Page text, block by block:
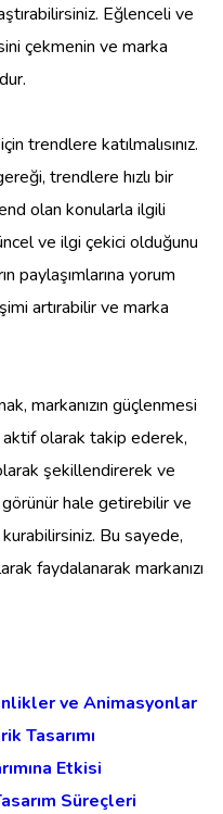
Eğlenceli ve
çekmenin ve marka
trendlere katılmalısınız.
trendlere hızlı bir
olan konularla ilgili
ve ilgi çekici olduğunu
paylaşımlarına yorum
artırabilir ve marka
markanızın güçlenmesi
olarak takip ederek,
şekillendirerek ve
görünür hale getirebilir ve
Bu sayede,
faydalanarak markanızı
ve Animasyonlar
Tasarımı
Etkisi
Süreçleri